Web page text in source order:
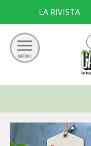
content
LA RIVISTA
ORTO